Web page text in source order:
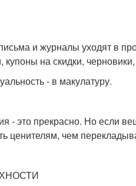
и журналы уходят в
купоны на скидки,
- в макулатуру.
- это прекрасно. Но если
ценителям, чем